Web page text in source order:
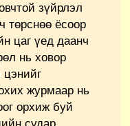
зүйрлэл
төрснөө ёсоор
цаг үед даанч
нь ховор
цэнийг
журмаар нь
орхиж буй